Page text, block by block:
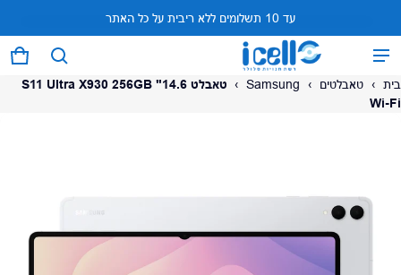
עד 10 תשלומים ללא ריבית על כל האתר
0 פריטים
המוצר נוסף לעגלה
בית › טאבלטים ›
Samsung
›
טאבלט 14.6" S11 Ultra X930 256GB
Wi-Fi
המוצר